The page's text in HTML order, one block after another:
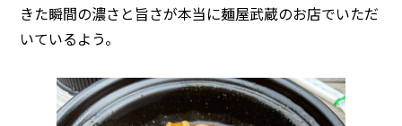
きた瞬間の濃さと旨さが本当に麺屋武蔵のお店でいただ
いているよう。